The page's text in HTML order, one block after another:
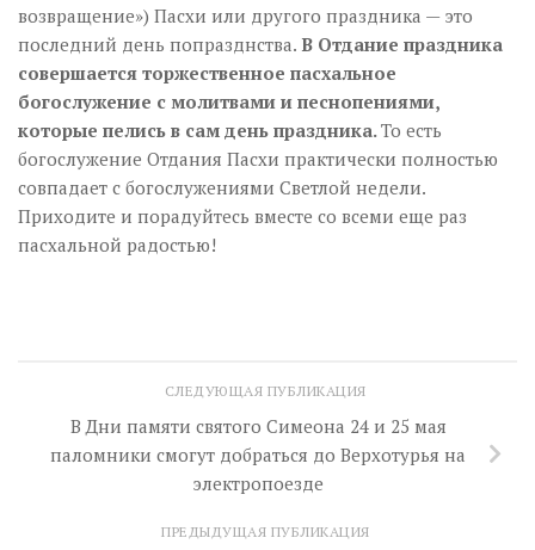
возвращение») Пасхи или другого праздника — это
последний день попразднства. В Отдание праздника
совершается торжественное пасхальное
богослужение с молитвами и песнопениями,
которые пелись в сам день праздника.То есть
богослужение Отдания Пасхи практически полностью
совпадает с богослужениями Светлой недели.
Приходите и порадуйтесь вместе со всеми еще раз
пасхальной радостью!
СЛЕДУЮЩАЯ ПУБЛИКАЦИЯ
В Дни памяти святого Симеона 24 и 25 мая
паломники смогут добраться до Верхотурья на
электропоезде
ПРЕДЫДУЩАЯ ПУБЛИКАЦИЯ